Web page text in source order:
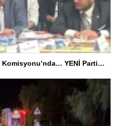
“Çerçeve Yasa” teklifi Adalet Komisyonu’nda… YENİ Partili Tanrıkulu: Bir insana ‘Silahını bırak, ülkene dön, siyasal ve toplumsal hayata katıl’ diyorsanız, o insan kapıdan içeri girdiğinde başına ne geleceğini bilmelidir